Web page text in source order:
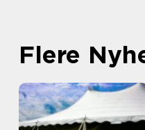
Flere